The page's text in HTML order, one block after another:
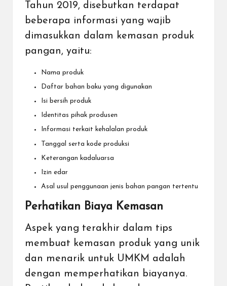
Tahun 2019, disebutkan terdapat
beberapa informasi yang wajib
dimasukkan dalam kemasan produk
pangan, yaitu:
Nama produk
Daftar bahan baku yang digunakan
Isi bersih produk
Identitas pihak produsen
Informasi terkait kehalalan produk
Tanggal serta kode produksi
Keterangan kadaluarsa
Izin edar
Asal usul penggunaan jenis bahan pangan tertentu
Perhatikan Biaya Kemasan
Aspek yang terakhir dalam tips
membuat kemasan produk yang unik
dan menarik untuk UMKM adalah
dengan memperhatikan biayanya.